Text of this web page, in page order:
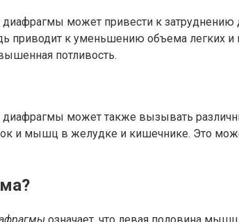
диафрагмы может привести к
приводит к уменьшению объема легких
потливость.
диафрагмы может также вызывать
и мышц в желудке и кишечнике. Это